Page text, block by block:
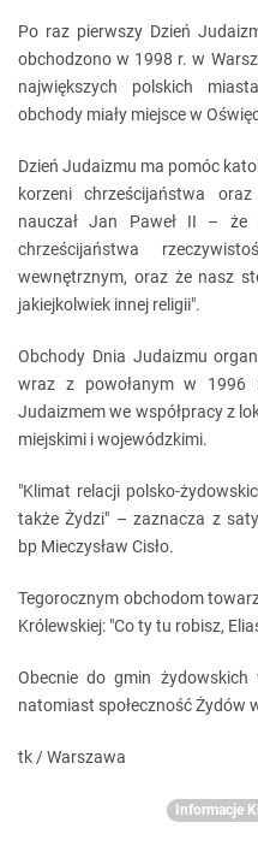
Po raz pierwszy Dzień
obchodzono w 1998 r. w
największych polskich
obchody miały miejsce w
Dzień Judaizmu ma pomóc
korzeni chrześcijaństwa
nauczał Jan Paweł II – że
chrześcijaństwa
wewnętrznym, oraz że nasz
jakiejkolwiek innej religii".
Obchody Dnia Judaizmu
wraz z powołanym w 1996
Judaizmem we współpracy z
miejskimi i wojewódzkimi.
"Klimat relacji polsko-
także Żydzi" – zaznacza z
bp Mieczysław Cisło.
Tegorocznym obchodom
Królewskiej: "Co ty tu robisz,
Obecnie do gmin
natomiast społeczność Żydów
tk / Warszawa
Informacje